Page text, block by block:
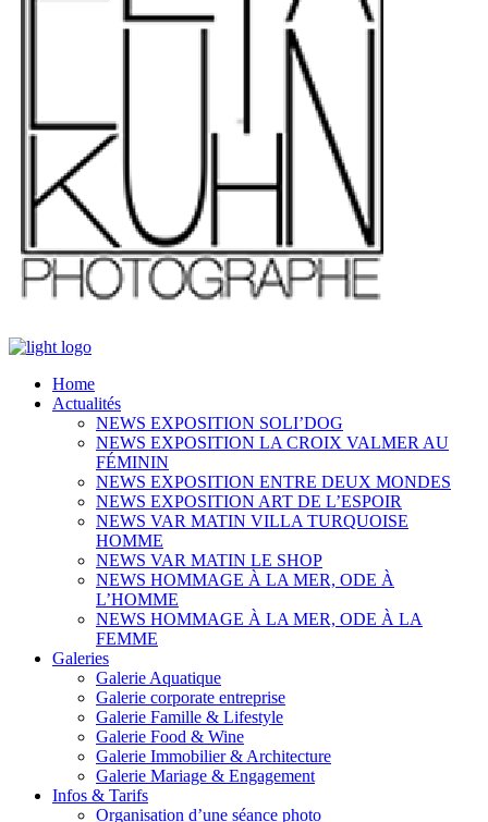
Home
Actualités
NEWS EXPOSITION SOLI’DOG
NEWS EXPOSITION LA CROIX VALMER AU
FÉMININ
NEWS EXPOSITION ENTRE DEUX MONDES
NEWS EXPOSITION ART DE L’ESPOIR
NEWS VAR MATIN VILLA TURQUOISE
HOMME
NEWS VAR MATIN LE SHOP
NEWS HOMMAGE À LA MER, ODE À
L’HOMME
NEWS HOMMAGE À LA MER, ODE À LA
FEMME
Galeries
Galerie Aquatique
Galerie corporate entreprise
Galerie Famille & Lifestyle
Galerie Food & Wine
Galerie Immobilier & Architecture
Galerie Mariage & Engagement
Infos & Tarifs
Organisation d’une séance photo